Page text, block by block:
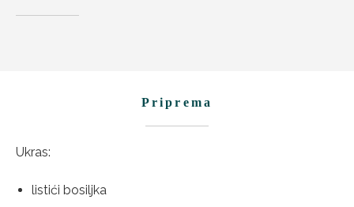
Priprema
Ukras:
listići bosiljka